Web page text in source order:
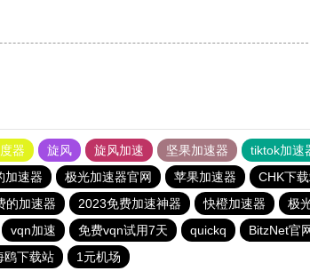
器 旋风 旋风加速 坚果加速器 tiktok加速
加速器 极光加速器官网 苹果加速器 CHK下
的加速器 2023免费加速神器 快橙加速器 极
vqn加速 免费vqn试用7天 quickq BitzNet官
鸥下载站 1元机场